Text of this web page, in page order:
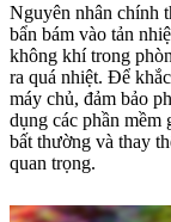
Nguyên nhân chính
bẩn bám vào tản
không khí trong
ra quá nhiệt. Để
máy chủ, đảm bảo
dụng các phần mềm
bất thường và thay
quan trọng.